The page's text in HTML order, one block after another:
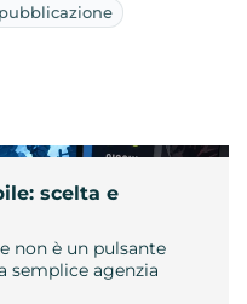
scelta e
non è un pulsante
semplice agenzia